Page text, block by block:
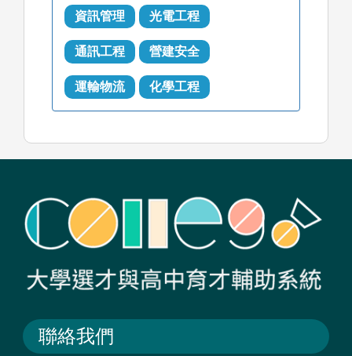
資訊管理 光電工程
通訊工程 營建安全
運輸物流 化學工程
聯絡我們